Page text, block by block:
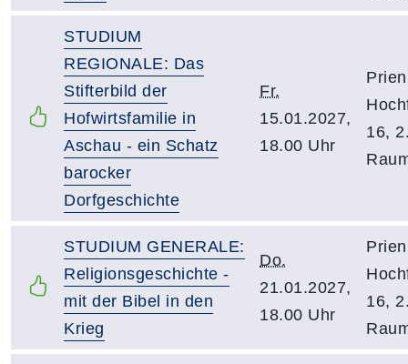
STUDIUM
REGIONALE: Das
Stifterbild der
Hofwirtsfamilie in
Aschau - ein Schatz
barocker
Dorfgeschichte
Fr.
15.01.2027,
18.00 Uhr
16,
STUDIUM GENERALE:
Religionsgeschichte -
mit der Bibel in den
Krieg
Do.
21.01.2027,
18.00 Uhr
16,